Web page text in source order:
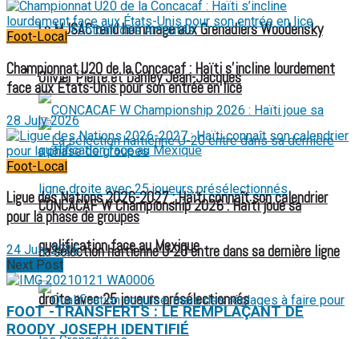
Le MJSAC rend hommage aux Grenadiers Woodensky
Olivier Pierre et Danley Jean-Jacques
La sélection haïtienne U-20 entre dans sa dernière ligne
droite avec 25 joueurs présélectionnés
Football des Amputés
FOOTBALL FÉMININ
CONCACAF W Championship 2026 : Haïti joue sa
qualification face au Mexique
Foot-Local
Championnat U20 de la Concacaf : Haïti s’incline lourdement
face aux États-Unis pour son entrée en lice
28 July 2026
Foot-Local
Ligue des Nations 2026-2027 : Haïti connaît son calendrier
pour la phase de groupes
24 July 2026
Next Post
FOOT -TRANSFERTS : LE REMPLAÇANT DE
ROODY JOSEPH IDENTIFIÉ